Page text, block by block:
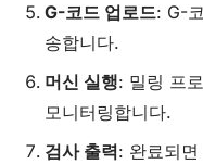
G-코드 업로드: G-
송합니다.
머신 실행: 밀링 프
모니터링합니다.
검사 출력: 완료되